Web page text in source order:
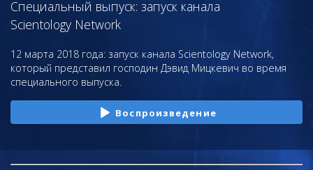
Специальный выпуск: запуск канала
Scientology Network
12 марта 2018 года: запуск канала Scientology Network,
который представил господин Дэвид Мицкевич во время
специального выпуска.
Воспроизведение